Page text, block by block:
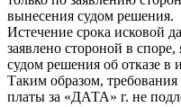
вынесения судом решения.
Истечение срока исковой
заявлено стороной в
судом решения об отказе в
Таким образом,
платы за «ДАТА» г. не